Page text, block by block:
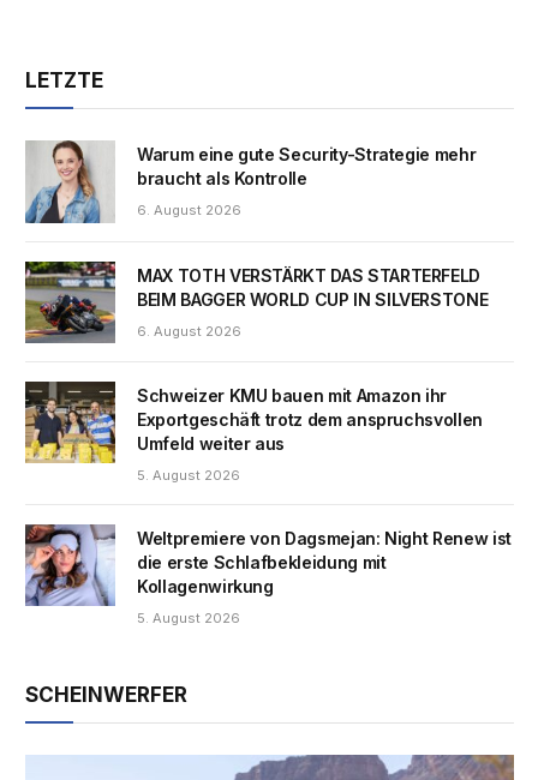
LETZTE
Warum eine gute Security-Strategie mehr
braucht als Kontrolle
6. August 2026
MAX TOTH VERSTÄRKT DAS STARTERFELD
BEIM BAGGER WORLD CUP IN SILVERSTONE
6. August 2026
Schweizer KMU bauen mit Amazon ihr
Exportgeschäft trotz dem anspruchsvollen
Umfeld weiter aus
5. August 2026
Weltpremiere von Dagsmejan: Night Renew ist
die erste Schlafbekleidung mit
Kollagenwirkung
5. August 2026
SCHEINWERFER